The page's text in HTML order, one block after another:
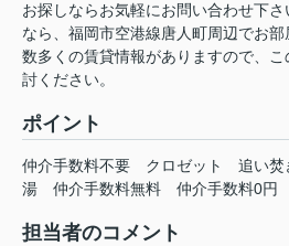
お探しならお気軽にお問い合わせ下
なら、福岡市空港線唐人町周辺でお部
数多くの賃貸情報がありますので、
討ください。
ポイント
仲介手数料不要 クロゼット 追い焚
湯
仲介手数料無料 仲介手数料0円
担当者のコメント